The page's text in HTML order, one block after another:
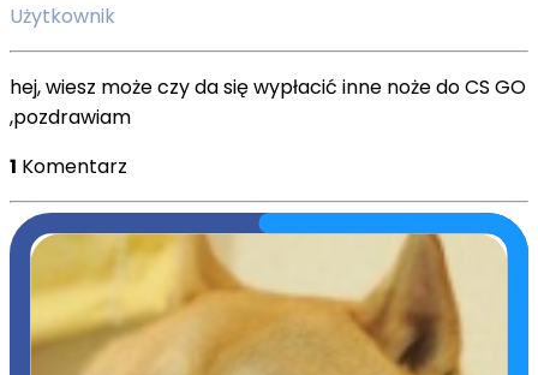
Użytkownik
hej, wiesz może czy da się wypłacić inne noże do CS GO
,pozdrawiam
1 Komentarz